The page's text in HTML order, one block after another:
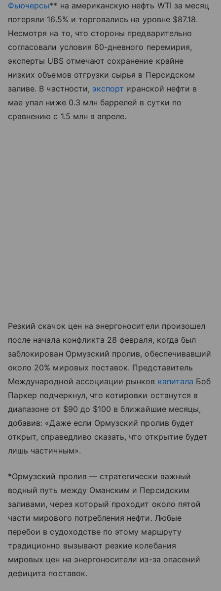
Фьючерсы** на американскую нефть WTI за месяц
потеряли 16.5% и торговались на уровне $87.18.
Несмотря на то, что стороны предварительно
согласовали условия 60-дневного перемирия,
эксперты UBS отмечают сохранение крайне
низких объемов отгрузки сырья в Персидском
заливе. В частности, экспорт иранской нефти в
мае упал ниже 0.3 млн баррелей в сутки по
сравнению с 1.5 млн в апреле.
Резкий скачок цен на энергоносители произошел
после начала конфликта 28 февраля, когда был
заблокирован Ормузский пролив, обеспечивавший
около 20% мировых поставок. Представитель
Международной ассоциации рынков капитала Боб
Паркер подчеркнул, что котировки останутся в
диапазоне от $90 до $100 в ближайшие месяцы,
добавив: «Даже если Ормузский пролив будет
открыт, справедливо сказать, что открытие будет
лишь частичным».
*Ормузский пролив — стратегически важный
водный путь между Оманским и Персидским
заливами, через который проходит около пятой
части мирового потребления нефти. Любые
перебои в судоходстве по этому маршруту
традиционно вызывают резкие колебания
мировых цен на энергоносители из-за опасений
дефицита поставок.